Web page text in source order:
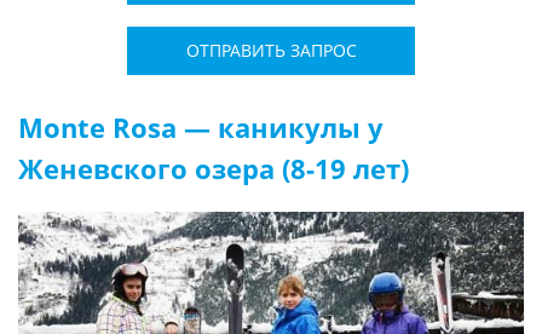
ОТПРАВИТЬ ЗАПРОС
Monte Rosa — каникулы у
Женевского озера (8-19 лет)